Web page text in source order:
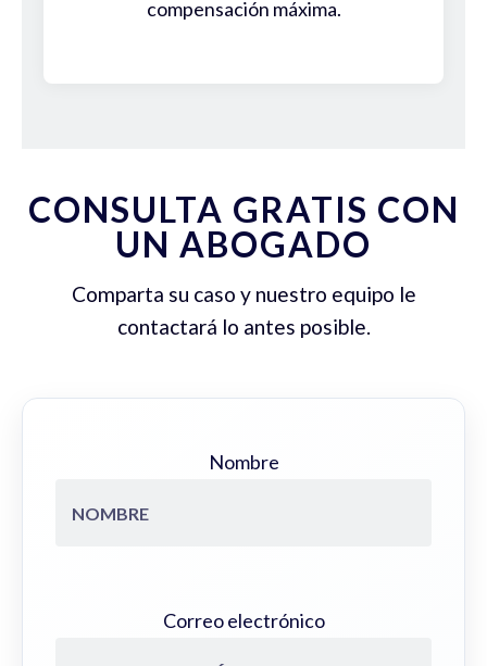
compensación máxima.
CONSULTA GRATIS CON
UN ABOGADO
Comparta su caso y nuestro equipo le
contactará lo antes posible.
Nombre
Correo electrónico